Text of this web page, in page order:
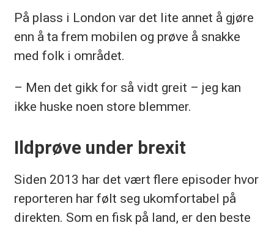
På plass i London var det lite annet å gjøre
enn å ta frem mobilen og prøve å snakke
med folk i området.
– Men det gikk for så vidt greit – jeg kan
ikke huske noen store blemmer.
Ildprøve under brexit
Siden 2013 har det vært flere episoder hvor
reporteren har følt seg ukomfortabel på
direkten. Som en fisk på land, er den beste